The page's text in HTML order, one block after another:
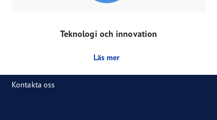
Teknologi och innovation
Läs mer
Kontakta oss